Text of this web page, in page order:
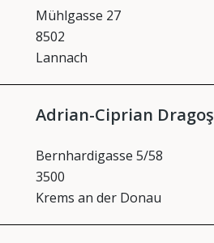
Mühlgasse 27
8502
Lannach
Adrian-Ciprian Dragoş
Bernhardigasse 5/58
3500
Krems an der Donau